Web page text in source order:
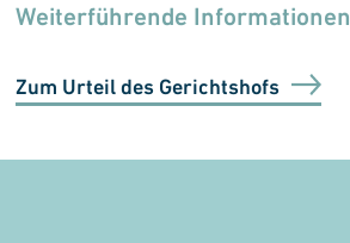
Weiterführende Informationen
Zum Urteil des Gerichtshofs